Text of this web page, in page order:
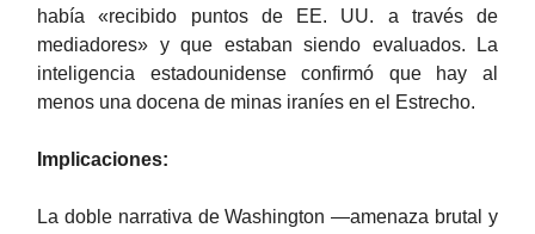
había «recibido puntos de EE. UU. a través de
mediadores» y que estaban siendo evaluados. La
inteligencia estadounidense confirmó que hay al
menos una docena de minas iraníes en el Estrecho.
Implicaciones:
La doble narrativa de Washington —amenaza brutal y